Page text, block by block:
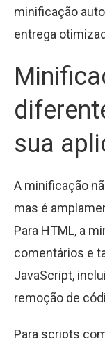
minificação
entrega
sua
A minificação
mas é
Para HTML, a
comentários e
JavaScript,
remoção de
Para scripts